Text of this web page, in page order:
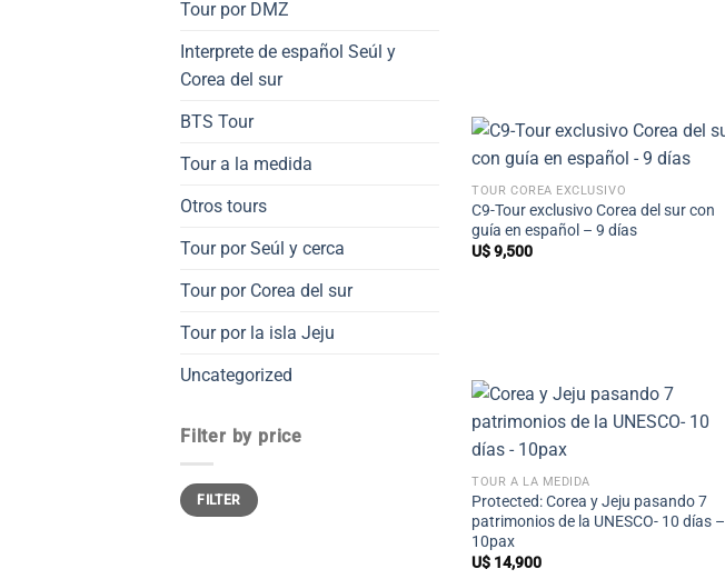
Tour por DMZ
Interprete de español Seúl y
Corea del sur
BTS Tour
Tour a la medida
Otros tours
Tour por Seúl y cerca
Tour por Corea del sur
Tour por la isla Jeju
Uncategorized
Filter by price
Min
price
Max
priceFILTER
TOUR COREA EXCLUSIVO
C9-Tour exclusivo Corea del sur con
guía en español – 9 días
U$9,500
TOUR A LA MEDIDA
Protected: Corea y Jeju pasando 7
patrimonios de la UNESCO- 10 días –
10pax
U$ 14,900